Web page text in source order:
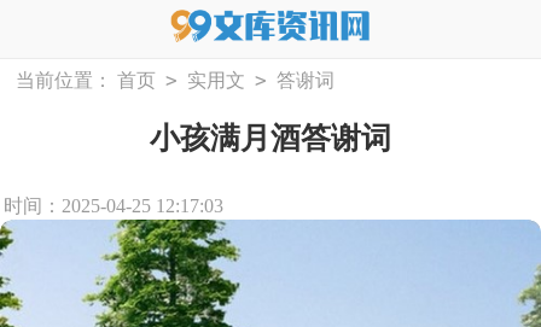
当前位置： 首页 > 实用文 > 答谢词
小孩满月酒答谢词
时间：2025-04-25 12:17:03